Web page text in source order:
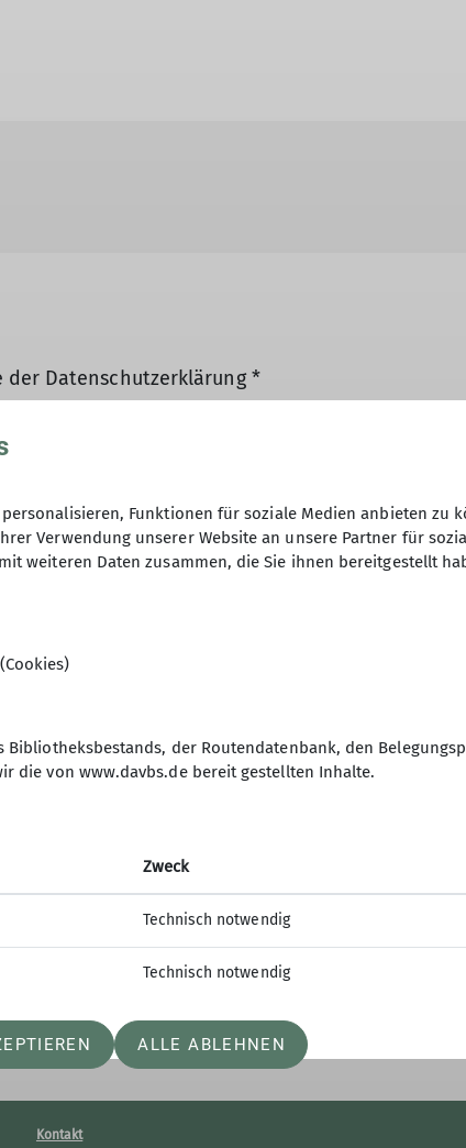
Datenschutzerklärung *
meine in das Kontaktformular eingegebenen
Alpenverein
Kontakt
Funktionen für soziale Medien anbieten zu
Verwendung unserer Website an unsere Partner für
weiteren Daten zusammen, die Sie ihnen bereitgestellt
Bibliotheksbestands, der Routendatenbank, den
die von www.davbs.de bereit gestellten Inhalte.
Zweck
Technisch notwendig
Technisch notwendig
ALLE ABLEHNEN